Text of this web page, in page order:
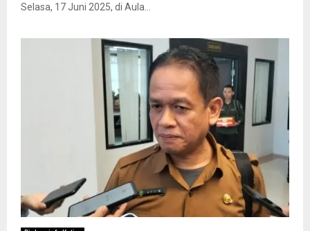
Selasa, 17 Juni 2025, di Aula...